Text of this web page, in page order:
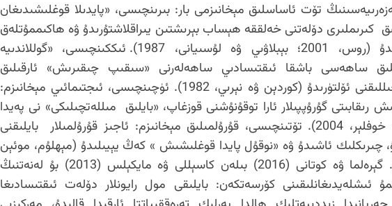
تۆت ئاساسلىق مېخانىزمى بار: بىرىنچىسى، «پايدىلا قوغلىشىدىغان
كىرىملىرى دۆلەتنى خەلققە ھېساب بېرىشتىن يىراقلاشتۇرىدۇ ۋە ھاكىممۇتلەق
قۇرۇلمىلارنى باقىدۇ (روس، 2001؛ بېبلاۋىي ۋە لۇسىيانى، 1987). ئىككىنچىسى، «گوللاندىيە
ساھەسى باشقا ئىقتىسادىي ساھەلەرنى «سىقىپ چىقىرىش» ئارقىلىق
ئىقتىسادىي كۆپ خىللىقنى ئۆلتۈرىدۇ (كوردېن ۋە نېرىي، 1982). ئۈچىنچىسى، ئىجتىمائىي مېخانىزم:
رىقابىتى گۇرۇپپىلار ئارا توقۇنۇشنى قوزغاپ، «بايلىق مىللەتچىلىكى» نى پەيدا
قىلىدۇ (كوللىئېر ۋە خوفلېر، 2004). تۆتىنچىسى، قۇرۇلمىلىق مېخانىزم: ئاجىز قۇرۇلمىلار بايلىقنى
چىرىكلىك ئاشىدۇ ۋە «نوقۇل پايدا قوغلىشىش » كەڭ يېيىلىدۇ (مېھلۇم، موئېن
ۋە تورۋىك، 2006). گېرەلما ۋە كوتانى (2016) بىلەن كاسېللى ۋە مايكېلس (2013) بۇ لەنەتنىڭ
ئىشلەيدىغانلىقىنى كۆرسەتكەن: بايلىقى مول رايونلار دۆلەت ئىقتىسادىغا